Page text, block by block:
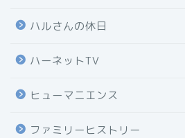
ハルさんの休日
ハーネットTV
ヒューマニエンス
ファミリーヒストリー